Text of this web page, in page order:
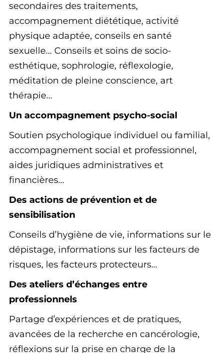
secondaires des traitements,
accompagnement diététique, activité
physique adaptée, conseils en santé
sexuelle... Conseils et soins de socio-
esthétique, sophrologie, réflexologie,
méditation de pleine conscience, art
thérapie...
Un accompagnement psycho-social
Soutien psychologique individuel ou familial,
accompagnement social et professionnel,
aides juridiques administratives et
financières...
Des actions de prévention et de
sensibilisation
Conseils d’hygiène de vie, informations sur le
dépistage, informations sur les facteurs de
risques, les facteurs protecteurs...
Des ateliers d’échanges entre
professionnels
Partage d’expériences et de pratiques,
avancées de la recherche en cancérologie,
réflexions sur la prise en charge de la